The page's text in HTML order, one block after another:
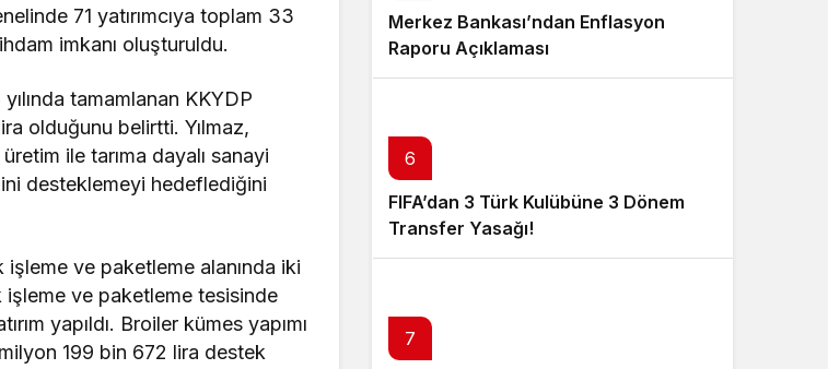
71 yatırımcıya toplam 33
imkanı oluşturuldu.
tamamlanan KKYDP
olduğunu belirtti. Yılmaz,
ile tarıma dayalı sanayi
desteklemeyi hedeflediğini
işleme ve paketleme alanında iki
işleme ve paketleme tesisinde
yapıldı. Broiler kümes yapımı
199 bin 672 lira destek
Merkez Bankası’ndan Enflasyon
Raporu Açıklaması
6
FIFA’dan 3 Türk Kulübüne 3 Dönem
Transfer Yasağı!
7